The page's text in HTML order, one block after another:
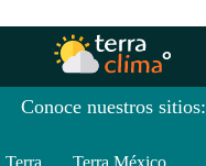
Conoce nuestros sitios:
Terra Terra México